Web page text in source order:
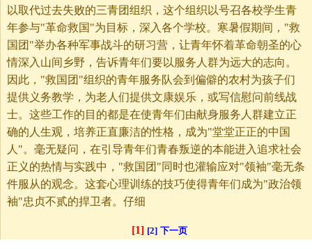
以取代过去失败的三青团组织，这个组织以号召各校学生青
年参与"革命救国"为目标，深入各个学校。寒暑假期间，"救
国团"举办各种军事战斗的研习营，让青年怀着革命朝圣的心
情深入山间乡野，告诉青年们要以服务人群为远大的志向。
因此，"救国团"组织的青年服务队会到偏僻的农村为孩子们
提供义务教学，为老人们提供文康娱乐，或写信慰问前线战
士。这些工作的目的都是在使青年们由献身服务人群建立正
确的人生观，培养正直廉洁的性格，成为"堂堂正正的中国
人"。毫无疑问，在引导青年们青春叛逆的本能进入追求社会
正义的热情与实践中，"救国团"同时也灌输应对"领袖"毫无条
件服从的观念。这套心理训练的技巧使得青年们成为"政治领
袖"忠贞不贰的捍卫者。仔细
[1] [2] 下一页